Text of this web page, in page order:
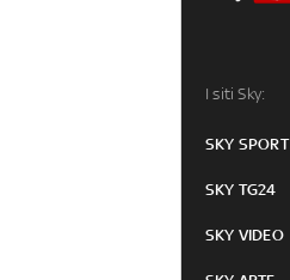
I siti Sky:
SKY SPORT
SKY TG24
SKY VIDEO